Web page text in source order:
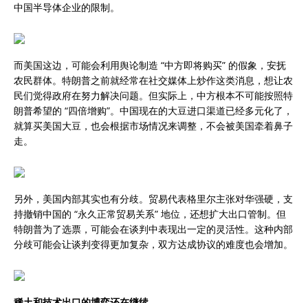
中国半导体企业的限制。
而美国这边，可能会利用舆论制造 “中方即将购买” 的假象，安抚
农民群体。特朗普之前就经常在社交媒体上炒作这类消息，想让农
民们觉得政府在努力解决问题。但实际上，中方根本不可能按照特
朗普希望的 “四倍增购”。中国现在的大豆进口渠道已经多元化了，
就算买美国大豆，也会根据市场情况来调整，不会被美国牵着鼻子
走。
另外，美国内部其实也有分歧。贸易代表格里尔主张对华强硬，支
持撤销中国的 “永久正常贸易关系” 地位，还想扩大出口管制。但
特朗普为了选票，可能会在谈判中表现出一定的灵活性。这种内部
分歧可能会让谈判变得更加复杂，双方达成协议的难度也会增加。